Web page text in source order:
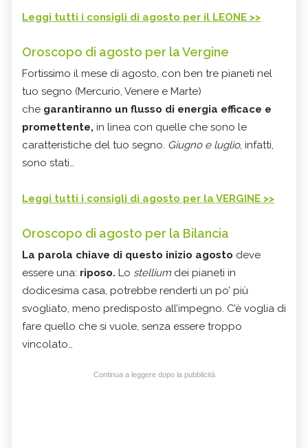
Leggi tutti i consigli di agosto per il LEONE >>
Oroscopo di agosto per la Vergine
Fortissimo il mese di agosto, con ben tre pianeti nel
tuo segno (Mercurio, Venere e Marte)
che garantiranno un flusso di energia efficace e
promettente, in linea con quelle che sono le
caratteristiche del tuo segno. Giugno e luglio, infatti,
sono stati…
Leggi tutti i consigli di agosto per la VERGINE >>
Oroscopo di agosto per la Bilancia
La parola chiave di questo inizio agosto deve
essere una: riposo. Lo stellium dei pianeti in
dodicesima casa, potrebbe renderti un po’ più
svogliato, meno predisposto all’impegno. C’è voglia di
fare quello che si vuole, senza essere troppo
vincolato…
Continua a leggere dopo la pubblicità